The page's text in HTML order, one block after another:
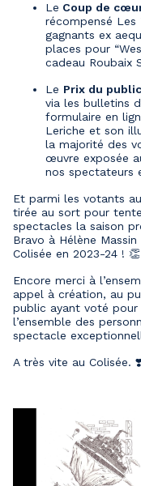
Le Coup de
récompensé Les
gagnants ex
places pour
cadeau Roubaix
Le Prix du public
via les bulletins
formulaire en
Leriche et son
la majorité des
œuvre exposée
nos spectateurs
Et parmi les votants
tirée au sort pour
spectacles la saison
Bravo à Hélène
Colisée en 2023-24 ! 👏
Encore merci à
appel à création, au
public ayant voté
l’ensemble des
spectacle
A très vite au Colisée. ❣️